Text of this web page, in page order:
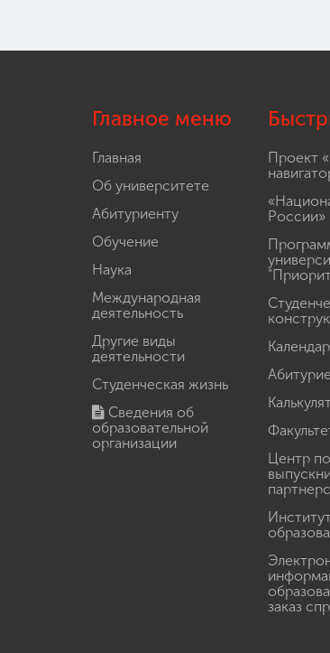
Главное меню
Главная
Об университете
Абитуриенту
Обучение
Наука
Международная
деятельность
Другие виды
деятельности
Студенческая жизнь
Сведения об
образовательной
организации
Проект
России»
Центр
заказ